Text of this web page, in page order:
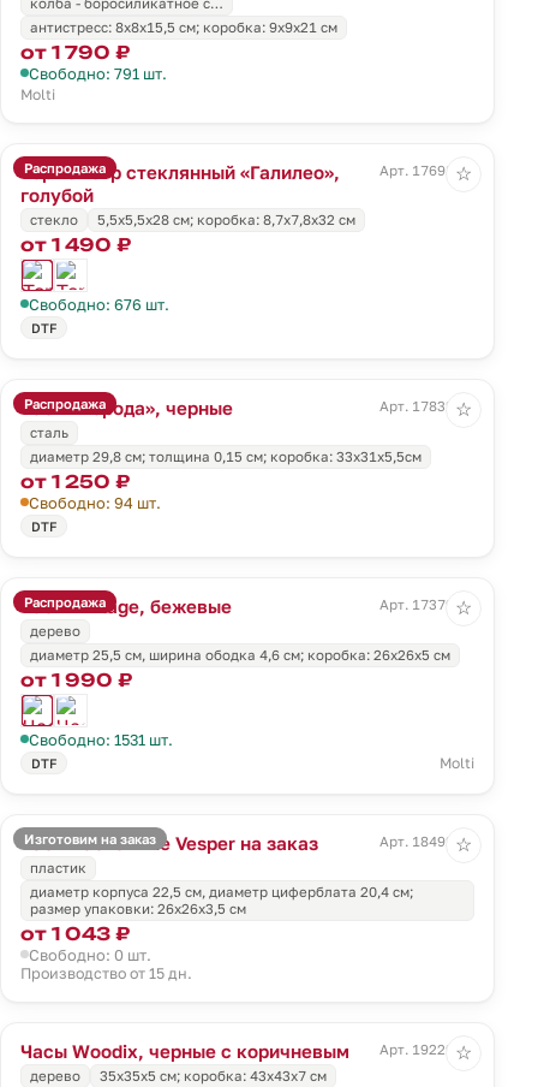
антистресс: 8х8х15,5 см; коробка: 9х9х21 см
от 1 790 ₽
Свободно: 791 шт.
Molti
Распродажа
Термометр стеклянный «Галилео»,
голубой
Арт. 17698.14
стекло 5,5x5,5x28 см; коробка: 8,7x7,8x32 см
от 1 490 ₽
Свободно: 676 шт.
DTF
☆
Распродажа
Часы «Города», черные
Арт. 17832.30
сталь
диаметр 29,8 см; толщина 0,15 см; коробка: 33х31х5,5см
от 1 250 ₽
Свободно: 94 шт.
DTF
☆
Распродажа
Часы Vintage, бежевые
Арт. 17379.00
дерево
диаметр 25,5 см, ширина ободка 4,6 см; коробка: 26х26х5 см
от 1 990 ₽
Свободно: 1531 шт.
DTF Molti
☆
Изготовим на заказ
Часы настенные Vesper на заказ
Арт. 18492.01
пластик
диаметр корпуса 22,5 см, диаметр циферблата 20,4 cм;
размер упаковки: 26x26x3,5 см
от 1 043 ₽
Свободно: 0 шт.
Производство от 15 дн.
☆
Часы Woodix, черные с коричневым
Арт. 19229.35
дерево
35x35x5 cм; коробка: 43x43x7 см
☆